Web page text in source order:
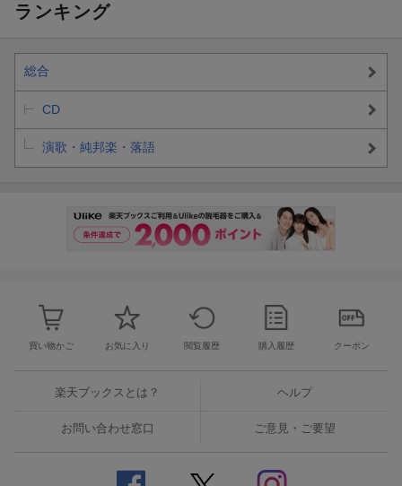
ランキング
総合
CD
演歌・純邦楽・落語
買い物かご お気に入り 閲覧履歴 購入履歴 クーポン
楽天ブックスとは？ ヘルプ
お問い合わせ窓口 ご意見・ご要望